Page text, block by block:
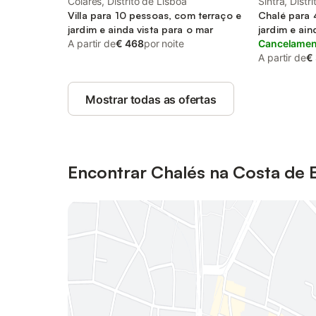
Villa para 10 pessoas, com terraço e
jardim e ainda vista para o mar
A partir de€ 468por noite
Chalé para
jardim e
estimação
A partir de€
Mostrar todas as ofertas
Encontrar Chalés na Costa de